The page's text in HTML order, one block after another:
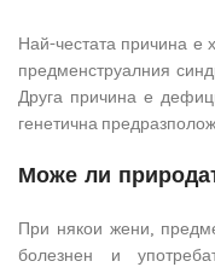
Най-честата причина е
предменструалния
Друга причина е
генетична
Може ли
При някои жени,
болезнен и